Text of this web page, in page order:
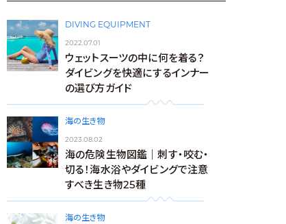
DIVING EQUIPMENT
2022.07.01
ウェットスーツの中に何を着る？
ダイビングを快適にするインナー
の選び方ガイド
海の生き物
2023.08.02
海の危険生物図鑑｜刺す・咬む・
切る！海水浴やダイビングで注意
すべき生き物25種
海の生き物